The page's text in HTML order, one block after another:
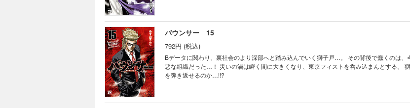
バウンサー 15
792円 (税込)
Bデータに関わり、裏社会のより深部へと踏み込んでいく獅子戸…。 その背後で蠢くのは、
悪な組織だった…！ 災いの渦は瞬く間に大きくなり、東京フィストを呑み込まんとする。
を弾き返せるのか…!!?